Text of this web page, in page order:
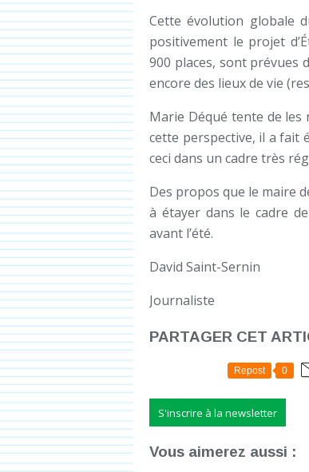
Cette évolution globale
positivement le projet
900 places, sont prévues
encore des lieux de vie
Marie Déqué tente de les
cette perspective, il a fait
ceci dans un cadre très
Des propos que le maire
à étayer dans le cadre
avant l’été.
David Saint-Sernin
Journaliste
PARTAGER CET
Repost 0
S'inscrire à la newsletter
Vous aimerez aussi :